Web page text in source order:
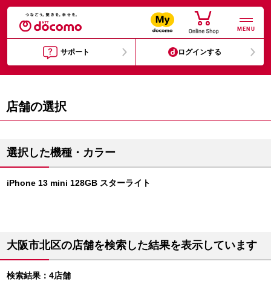
MENU
サポート ログインする
店舗の選択
選択した機種・カラー
iPhone 13 mini 128GB スターライト
大阪市北区の店舗を検索した結果を表示しています
検索結果：4店舗